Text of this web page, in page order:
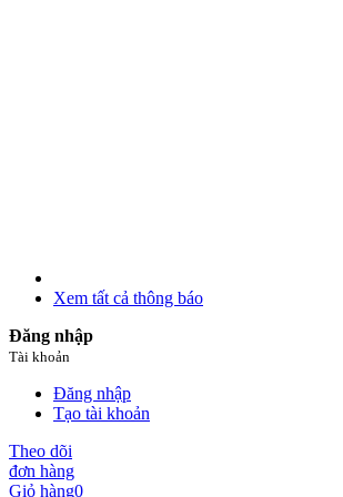
Xem tất cả thông báo
Đăng nhập
Tài khoản
Đăng nhập
Tạo tài khoản
Theo dõi
đơn hàng
Giỏ hàng0